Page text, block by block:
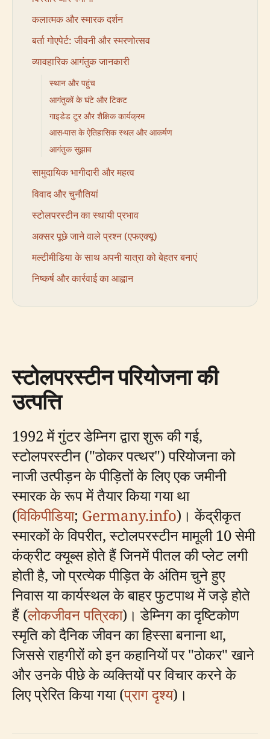
कलात्मक और स्मारक दर्शन
बर्ता गोएपेर्ट: जीवनी और स्मरणोत्सव
व्यावहारिक आगंतुक जानकारी
स्थान और पहुंच
आगंतुकों के घंटे और टिकट
गाइडेड टूर और शैक्षिक कार्यक्रम
आस-पास के ऐतिहासिक स्थल और आकर्षण
आगंतुक सुझाव
सामुदायिक भागीदारी और महत्व
विवाद और चुनौतियां
स्टोलपरस्टीन का स्थायी प्रभाव
अक्सर पूछे जाने वाले प्रश्न (एफएक्यू)
मल्टीमीडिया के साथ अपनी यात्रा को बेहतर बनाएं
निष्कर्ष और कार्रवाई का आह्वान
स्टोलपरस्टीन परियोजना की
उत्पत्ति
1992 में गुंटर डेम्निग द्वारा शुरू की गई,
स्टोलपरस्टीन ("ठोकर पत्थर") परियोजना को
नाजी उत्पीड़न के पीड़ितों के लिए एक जमीनी
स्मारक के रूप में तैयार किया गया था
(विकिपीडिया; Germany.info)। केंद्रीकृत
स्मारकों के विपरीत, स्टोलपरस्टीन मामूली 10 सेमी
कंक्रीट क्यूब्स होते हैं जिनमें पीतल की प्लेट लगी
होती है, जो प्रत्येक पीड़ित के अंतिम चुने हुए
निवास या कार्यस्थल के बाहर फुटपाथ में जड़े होते
हैं (लोकजीवन पत्रिका)। डेम्निग का दृष्टिकोण
स्मृति को दैनिक जीवन का हिस्सा बनाना था,
जिससे राहगीरों को इन कहानियों पर "ठोकर" खाने
और उनके पीछे के व्यक्तियों पर विचार करने के
लिए प्रेरित किया गया (प्राग दृश्य)।